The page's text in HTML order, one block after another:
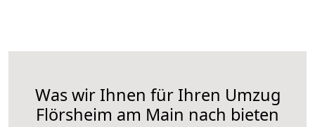
Was wir Ihnen für Ihren Umzug
Flörsheim am Main nach bieten